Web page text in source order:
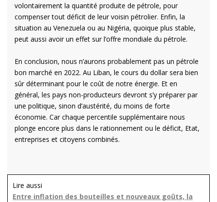
volontairement la quantité produite de pétrole, pour
compenser tout déficit de leur voisin pétrolier. Enfin, la
situation au Venezuela ou au Nigéria, quoique plus stable,
peut aussi avoir un effet sur l’offre mondiale du pétrole.
En conclusion, nous n’aurons probablement pas un pétrole
bon marché en 2022. Au Liban, le cours du dollar sera bien
sûr déterminant pour le coût de notre énergie. Et en
général, les pays non-producteurs devront s’y préparer par
une politique, sinon d’austérité, du moins de forte
économie. Car chaque percentile supplémentaire nous
plonge encore plus dans le rationnement ou le déficit, Etat,
entreprises et citoyens combinés.
Lire aussi
Entre inflation des bouteilles et nouveaux goûts, la